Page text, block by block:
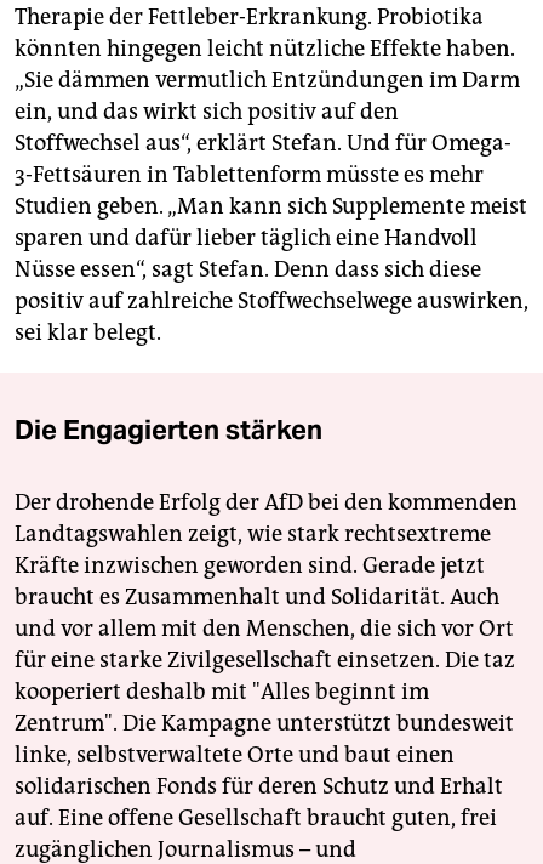
Therapie der Fettleber-Erkrankung. Probiotika
könnten hingegen leicht nützliche Effekte haben.
„Sie dämmen vermutlich Entzündungen im Darm
ein, und das wirkt sich positiv auf den
Stoffwechsel aus“, erklärt Stefan. Und für Omega-
3-Fettsäuren in Tablettenform müsste es mehr
Studien geben. „Man kann sich Supplemente meist
sparen und dafür lieber täglich eine Handvoll
Nüsse essen“, sagt Stefan. Denn dass sich diese
positiv auf zahlreiche Stoffwechselwege auswirken,
sei klar belegt.
Die Engagierten stärken
Der drohende Erfolg der AfD bei den kommenden
Landtagswahlen zeigt, wie stark rechtsextreme
Kräfte inzwischen geworden sind. Gerade jetzt
braucht es Zusammenhalt und Solidarität. Auch
und vor allem mit den Menschen, die sich vor Ort
für eine starke Zivilgesellschaft einsetzen. Die taz
kooperiert deshalb mit "Alles beginnt im
Zentrum". Die Kampagne unterstützt bundesweit
linke, selbstverwaltete Orte und baut einen
solidarischen Fonds für deren Schutz und Erhalt
auf. Eine offene Gesellschaft braucht guten, frei
zugänglichen Journalismus – und